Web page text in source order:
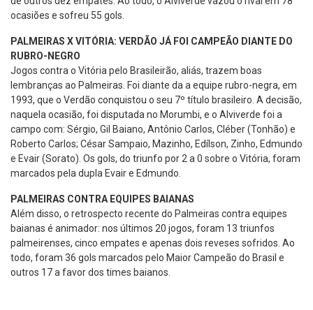
ocasiões e sofreu 55 gols.
PALMEIRAS X VITÓRIA: VERDÃO JÁ FOI CAMPEÃO DIANTE DO
RUBRO-NEGRO
Jogos contra o Vitória pelo Brasileirão, aliás, trazem boas
lembranças ao Palmeiras. Foi diante da a equipe rubro-negra, em
1993, que o Verdão conquistou o seu 7º título brasileiro. A decisão,
naquela ocasião, foi disputada no Morumbi, e o Alviverde foi a
campo com: Sérgio, Gil Baiano, Antônio Carlos, Cléber (Tonhão) e
Roberto Carlos; César Sampaio, Mazinho, Edílson, Zinho, Edmundo
e Evair (Sorato). Os gols, do triunfo por 2 a 0 sobre o Vitória, foram
marcados pela dupla Evair e Edmundo.
PALMEIRAS CONTRA EQUIPES BAIANAS
Além disso, o retrospecto recente do Palmeiras contra equipes
baianas é animador: nos últimos 20 jogos, foram 13 triunfos
palmeirenses, cinco empates e apenas dois reveses sofridos. Ao
todo, foram 36 gols marcados pelo Maior Campeão do Brasil e
outros 17 a favor dos times baianos.